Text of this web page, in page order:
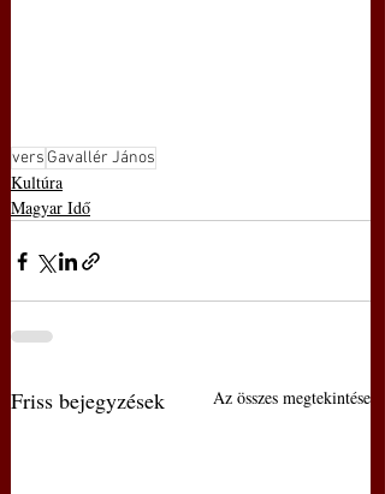
vers Gavallér János
Kultúra
Magyar Idő
Friss bejegyzések Az összes megtekintése